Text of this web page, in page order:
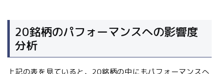
20銘柄のパフォーマンスへの影響度
分析
上記の表を見ていると、20銘柄の中にもパフォーマンスへ